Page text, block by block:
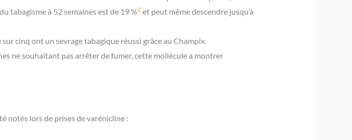
tabagisme à 52 semaines est de 19 %2et peut même descendre jusqu’à
cinq ont un sevrage tabagique réussi grâce au Champix.
ne souhaitant pas arrêter de fumer, cette mollécule a montrer
notés lors de prises de varénicline :